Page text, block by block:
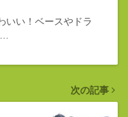
いい！ベースやドラ
次の記事